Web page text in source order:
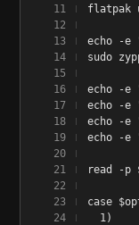
flatpak
echo -e
sudo
echo -e
echo -e
echo -e
echo -e
read -p
case
  1)